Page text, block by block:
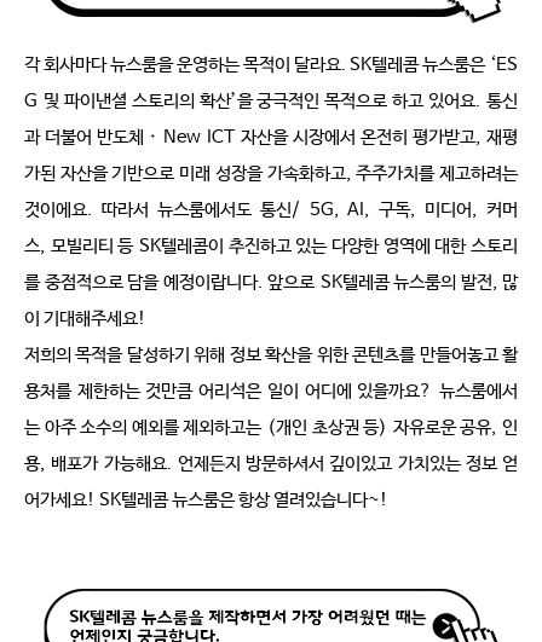
각 회사마다 뉴스룸을 운영하는 목적이 달라요. SK텔레콤 뉴스룸은 ‘ES
G 및 파이낸셜 스토리의 확산’을 궁극적인 목적으로 하고 있어요. 통신
과 더불어 반도체 · New ICT 자산을 시장에서 온전히 평가받고, 재평
가된 자산을 기반으로 미래 성장을 가속화하고, 주주가치를 제고하려는
것이에요. 따라서 뉴스룸에서도 통신/ 5G, AI, 구독, 미디어, 커머
스, 모빌리티 등 SK텔레콤이 추진하고 있는 다양한 영역에 대한 스토리
를 중점적으로 담을 예정이랍니다. 앞으로 SK텔레콤 뉴스룸의 발전, 많
이 기대해주세요!
저희의 목적을 달성하기 위해 정보 확산을 위한 콘텐츠를 만들어놓고 활
용처를 제한하는 것만큼 어리석은 일이 어디에 있을까요? 뉴스룸에서
는 아주 소수의 예외를 제외하고는 (개인 초상권 등) 자유로운 공유, 인
용, 배포가 가능해요. 언제든지 방문하셔서 깊이있고 가치있는 정보 얻
어가세요! SK텔레콤 뉴스룸은 항상 열려있습니다~!